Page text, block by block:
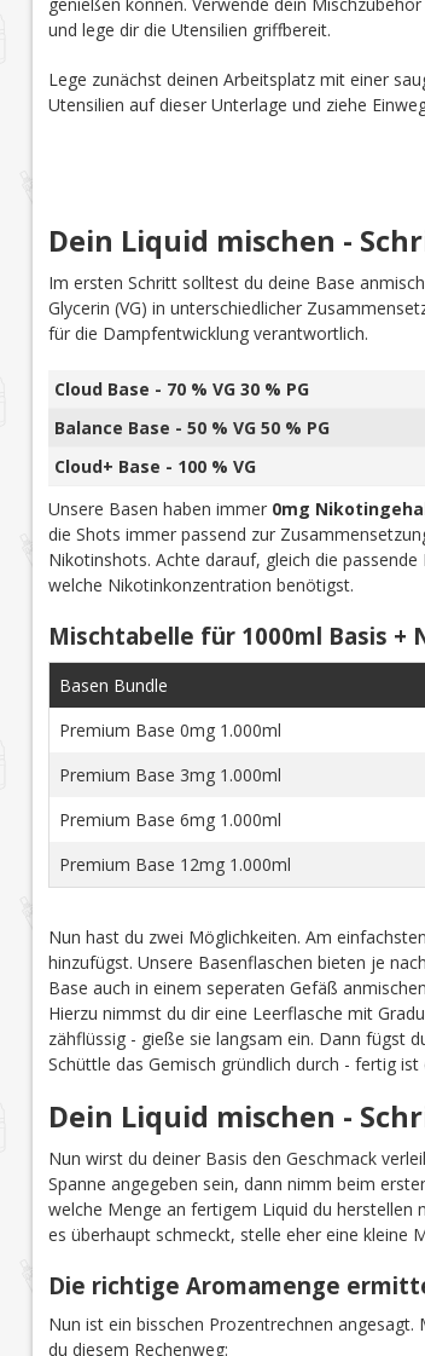
und lege dir die Utensilien griffbereit.
Lege zunächst deinen Arbeitsplatz mit einer
Utensilien auf dieser Unterlage und ziehe
Dein Liquid mischen -
Im ersten Schritt solltest du deine Base
Glycerin (VG) in unterschiedlicher
für die Dampfentwicklung verantwortlich.
Cloud Base - 70 % VG 30 % PG
Balance Base - 50 % VG 50 % PG
Cloud+ Base - 100 % VG
Unsere Basen haben immer 0mg
die Shots immer passend zur
Nikotinshots. Achte darauf, gleich die
welche Nikotinkonzentration benötigst.
Mischtabelle für 1000ml Basis +
Basen Bundle
Premium Base 0mg 1.000ml
Premium Base 3mg 1.000ml
Premium Base 6mg 1.000ml
Premium Base 12mg 1.000ml
Nun hast du zwei Möglichkeiten. Am
hinzufügst. Unsere Basenflaschen bieten je
Base auch in einem seperaten Gefäß
Hierzu nimmst du dir eine Leerflasche mit
zähflüssig - gieße sie langsam ein. Dann fügst
Schüttle das Gemisch gründlich durch - fertig ist
Dein Liquid mischen -
Nun wirst du deiner Basis den Geschmack
Spanne angegeben sein, dann nimm beim
welche Menge an fertigem Liquid du
es überhaupt schmeckt, stelle eher eine kleine
Die richtige Aromamenge
Nun ist ein bisschen Prozentrechnen
du diesem Rechenweg: